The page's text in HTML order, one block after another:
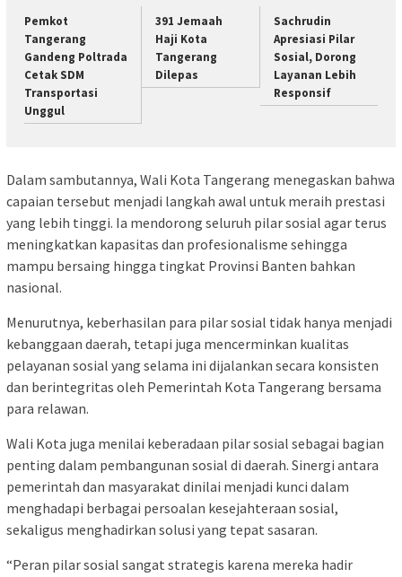
Pemkot
Tangerang
Gandeng Poltrada
Cetak SDM
Transportasi
Unggul
391 Jemaah
Haji Kota
Tangerang
Dilepas
Sachrudin
Apresiasi Pilar
Sosial, Dorong
Layanan Lebih
Responsif
Dalam sambutannya, Wali Kota Tangerang menegaskan bahwa
capaian tersebut menjadi langkah awal untuk meraih prestasi
yang lebih tinggi. Ia mendorong seluruh pilar sosial agar terus
meningkatkan kapasitas dan profesionalisme sehingga
mampu bersaing hingga tingkat Provinsi Banten bahkan
nasional.
Menurutnya, keberhasilan para pilar sosial tidak hanya menjadi
kebanggaan daerah, tetapi juga mencerminkan kualitas
pelayanan sosial yang selama ini dijalankan secara konsisten
dan berintegritas oleh Pemerintah Kota Tangerang bersama
para relawan.
Wali Kota juga menilai keberadaan pilar sosial sebagai bagian
penting dalam pembangunan sosial di daerah. Sinergi antara
pemerintah dan masyarakat dinilai menjadi kunci dalam
menghadapi berbagai persoalan kesejahteraan sosial,
sekaligus menghadirkan solusi yang tepat sasaran.
“Peran pilar sosial sangat strategis karena mereka hadir